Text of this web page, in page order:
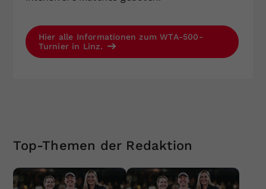
Hier alle Informationen zum WTA-500-
Turnier in Linz.
Top-Themen der Redaktion